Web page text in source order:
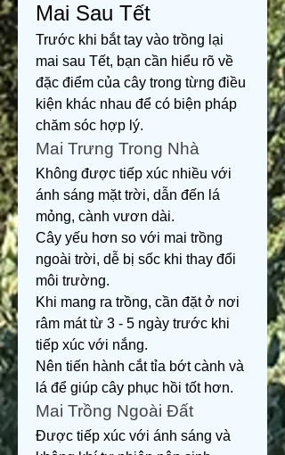
Mai Sau Tết
Trước khi bắt tay vào trồng lại
mai sau Tết, bạn cần hiểu rõ về
đặc điểm của cây trong từng điều
kiện khác nhau để có biện pháp
chăm sóc hợp lý.
Mai Trưng Trong Nhà
Không được tiếp xúc nhiều với
ánh sáng mặt trời, dẫn đến lá
mỏng, cành vươn dài.
Cây yếu hơn so với mai trồng
ngoài trời, dễ bị sốc khi thay đổi
môi trường.
Khi mang ra trồng, cần đặt ở nơi
râm mát từ 3 - 5 ngày trước khi
tiếp xúc với nắng.
Nên tiến hành cắt tỉa bớt cành và
lá để giúp cây phục hồi tốt hơn.
Mai Trồng Ngoài Đất
Được tiếp xúc với ánh sáng và